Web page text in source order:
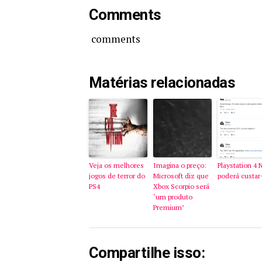
Comments
comments
Matérias relacionadas
Veja os melhores
jogos de terror do
PS4
Imagina o preço:
Microsoft diz que
Xbox Scorpio será
‘um produto
Premium’
Playstation 4
poderá custar
Compartilhe isso: